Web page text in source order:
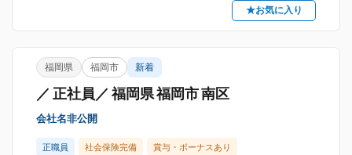
★お気に入り
福岡県 福岡市 新着
／ 正社員／ 福岡県 福岡市 南区
会社名非公開
正職員 社会保険完備 賞与・ボーナスあり